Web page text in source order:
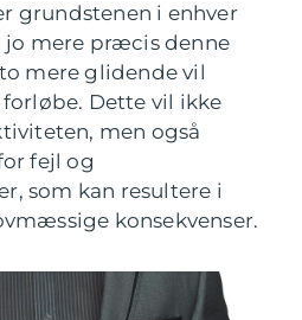
grundstenen i enhver
jo mere præcis denne
mere glidende vil
Dette vil ikke
men også
fejl og
som kan resultere i
konsekvenser.